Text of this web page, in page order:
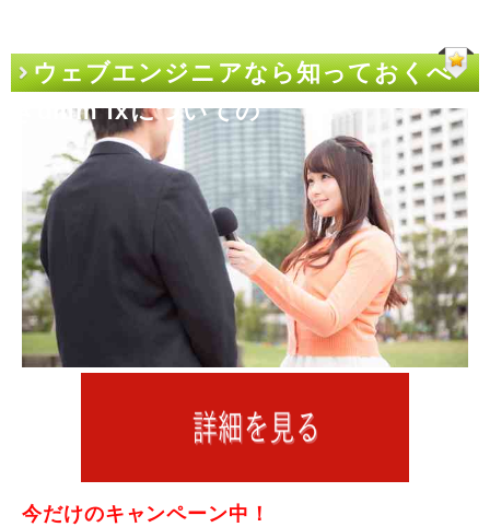
ウェブエンジニアなら知っておくべ
きdmm fxについての
今だけのキャンペーン中！